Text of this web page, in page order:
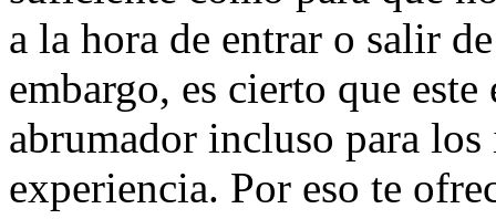
a la hora de entrar o salir
embargo, es cierto que
abrumador incluso para
experiencia. Por eso te